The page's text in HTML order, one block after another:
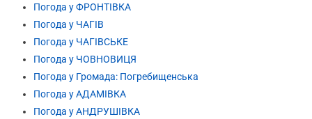
Погода у ФРОНТІВКА
Погода у ЧАГІВ
Погода у ЧАГІВСЬКЕ
Погода у ЧОВНОВИЦЯ
Погода у Громада: Погребищенська
Погода у АДАМІВКА
Погода у АНДРУШІВКА